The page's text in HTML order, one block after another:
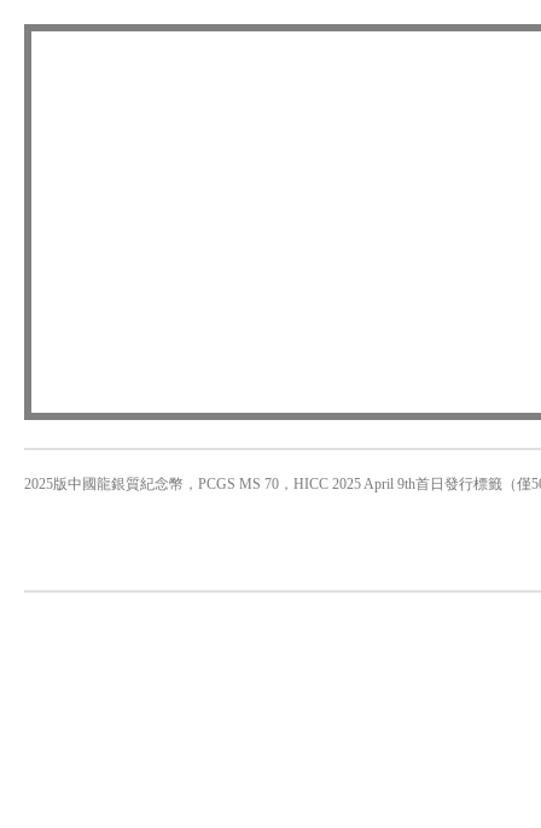
2025版中國龍銀質紀念幣，PCGS MS 70，HICC 2025 April 9th首日發行標籤（僅